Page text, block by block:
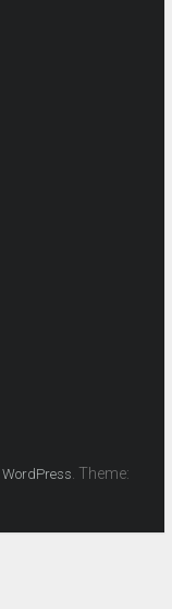
WordPress . Theme: